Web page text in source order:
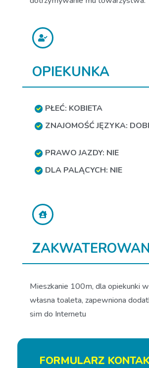
OPIEKUNKA
PŁEĆ: KOBIETA
ZNAJOMOŚĆ JĘZYKA:
PRAWO JAZDY: NIE
DLA PALĄCYCH: NIE
Mieszkanie 100m, dla opiekunki
własna toaleta, zapewniona
sim do Internetu
FORMULARZ